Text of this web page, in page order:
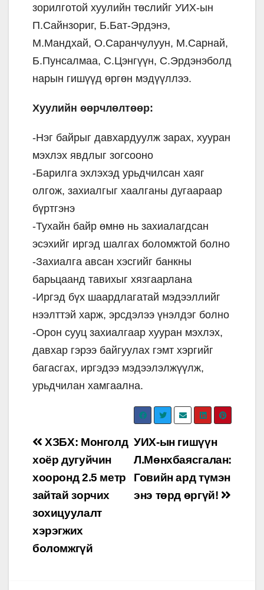
зорилготой хуулийн төслийг УИХ-ын
П.Сайнзориг, Б.Бат-Эрдэнэ,
М.Мандхай, О.Саранчулуун, М.Сарнай,
Б.Пунсалмаа, С.Цэнгүүн, С.Эрдэнэболд
нарын гишүүд өргөн мэдүүллээ.
Хуулийн өөрчлөлтөөр:
-Нэг байрыг давхардуулж зарах, хууран
мэхлэх явдлыг зогсооно
-Барилга эхлэхэд урьдчилсан хаяг
олгож, захиалгыг хаалганы дугаараар
бүртгэнэ
-Тухайн байр өмнө нь захиалагдсан
эсэхийг иргэд шалгах боломжтой болно
-Захиалга авсан хэсгийг банкны
барьцаанд тавихыг хязгаарлана
-Иргэд бүх шаардлагатай мэдээллийг
нээлттэй харж, эрсдэлээ үнэлдэг болно
-Орон сууц захиалгаар хууран мэхлэх,
давхар гэрээ байгуулах гэмт хэргийг
багасгах, иргэдээ мэдээлэлжүүлж,
урьдчилан хамгаална.
Post
navigation
УИХ-ын гишүүн
Л.Мөнхбаясгалан:
Говийн ард түмэн
энэ төрд өргүй!
ХЗБХ: Монголд
хоёр дугуйчин
хооронд 2.5 метр
зайтай зорчих
зохицуулалт
хэрэгжих
боломжгүй